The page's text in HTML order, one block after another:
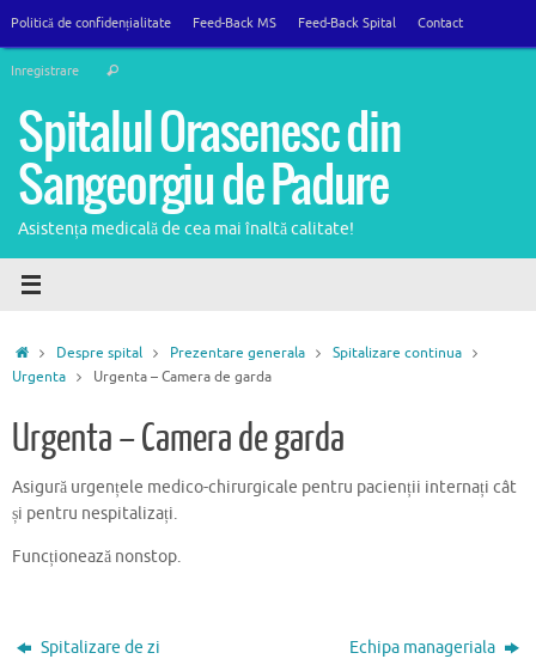
conținut
Politică de confidențialitate Feed-Back MS Feed-Back Spital Contact
Inregistrare Caută
Spitalul Orasenesc din
Sangeorgiu de Padure
Asistența medicală de cea mai înaltă calitate!
Prima
pagină
Despre spital Prezentare generala
Spitalizare continua
Urgenta
Urgenta – Camera de garda
Urgenta – Camera de garda
Asigură urgențele medico-chirurgicale pentru pacienții internați cât
și pentru nespitalizați.
Funcționează nonstop.
Spitalizare de zi Echipa manageriala